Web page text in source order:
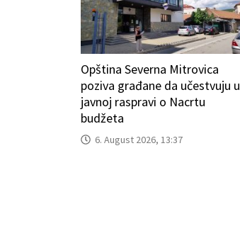
Opština Severna Mitrovica
poziva građane da učestvuju u
javnoj raspravi o Nacrtu
budžeta
6. August 2026, 13:37